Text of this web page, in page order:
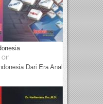
Off
Dari Era Analog